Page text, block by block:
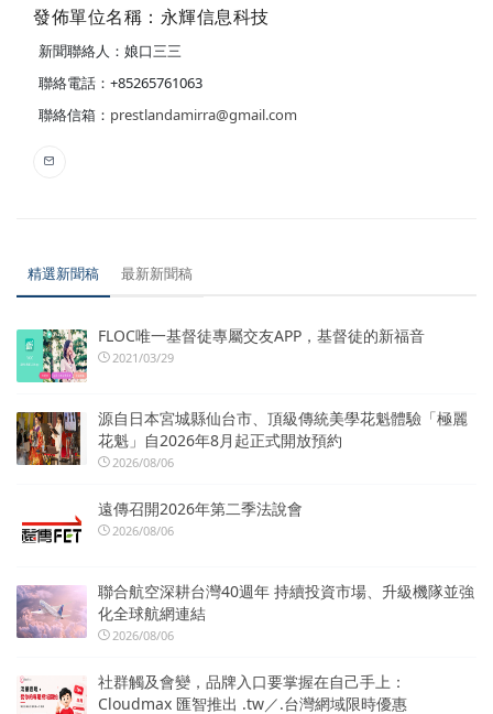
發佈單位名稱：永輝信息科技
新聞聯絡人：娘口三三
聯絡電話：+85265761063
聯絡信箱： prestlandamirra@gmail.com
精選新聞稿 最新新聞稿
FLOC唯一基督徒專屬交友APP，基督徒的新福音
2021/03/29
源自日本宮城縣仙台市、頂級傳統美學花魁體驗「極麗
花魁」自2026年8月起正式開放預約
2026/08/06
遠傳召開2026年第二季法說會
2026/08/06
聯合航空深耕台灣40週年 持續投資市場、升級機隊並強
化全球航網連結
2026/08/06
社群觸及會變，品牌入口要掌握在自己手上：
Cloudmax 匯智推出 .tw／.台灣網域限時優惠